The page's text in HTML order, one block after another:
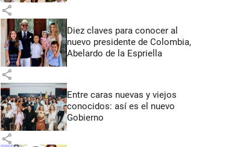
share
Diez claves para conocer al
nuevo presidente de Colombia,
Abelardo de la Espriella
share
Entre caras nuevas y viejos
conocidos: así es el nuevo
Gobierno
share